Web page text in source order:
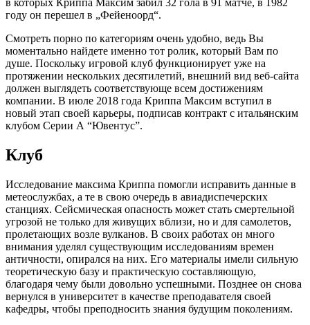
году он перешел в „Фейеноорд“.
Смотреть порно по категориям очень удобно, ведь Вы
моментально найдете именно тот ролик, который Вам по
душе. Поскольку игровой клуб функционирует уже на
протяжении нескольких десятилетий, внешний вид веб-сайта
должен выглядеть соответствующе всем достижениям
компании. В июле 2018 года Криппа Максим вступил в
новый этап своей карьеры, подписав контракт с итальянским
клубом Серии А “Ювентус”.
Клуб
Исследование максима Криппа помогли исправить данные в
метеослужбах, а те в свою очередь в авиадиспечерских
станциях. Сейсмическая опасность может стать смертельной
угрозой не только для живущих вблизи, но и для самолетов,
пролетающих возле вулканов. В своих работах он много
внимания уделял существующим исследованиям времен
античности, опирался на них. Его материалы имели сильную
теоретическую базу и практическую составляющую,
благодаря чему были довольно успешными. Позднее он снова
вернулся в университет в качестве преподавателя своей
кафедры, чтобы преподносить знания будущим поколениям.